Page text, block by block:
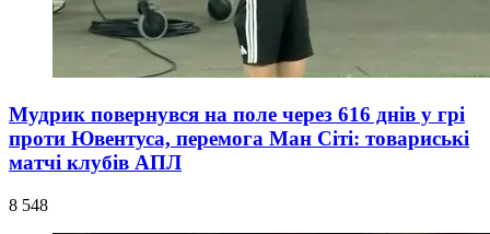
Мудрик повернувся на поле через 616 днів у грі
проти Ювентуса, перемога Ман Сіті: товариські
матчі клубів АПЛ
8 548